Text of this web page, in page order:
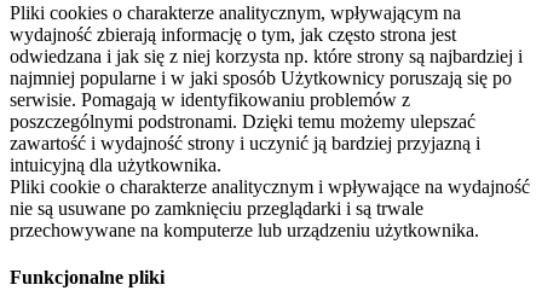
Pliki cookies o charakterze analitycznym, wpływającym na
wydajność zbierają informację o tym, jak często strona jest
odwiedzana i jak się z niej korzysta np. które strony są najbardziej i
najmniej popularne i w jaki sposób Użytkownicy poruszają się po
serwisie. Pomagają w identyfikowaniu problemów z
poszczególnymi podstronami. Dzięki temu możemy ulepszać
zawartość i wydajność strony i uczynić ją bardziej przyjazną i
intuicyjną dla użytkownika.
Pliki cookie o charakterze analitycznym i wpływające na wydajność
nie są usuwane po zamknięciu przeglądarki i są trwale
przechowywane na komputerze lub urządzeniu użytkownika.
Funkcjonalne pliki